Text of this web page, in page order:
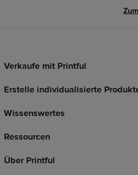
Fußzeilen-
Verkaufe mit Printful
Erstelle individualisierte
Wissenswertes
Ressourcen
Über Printful